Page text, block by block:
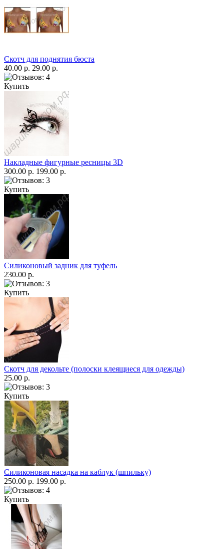
Скотч для поднятия бюста
40.00 р. 29.00 р.
Купить
Накладные фигурные ресницы 3D
300.00 р. 199.00 р.
Купить
Силиконовый задник для туфель
230.00 р.
Купить
Скотч для декольте (полоски клеящиеся для одежды)
25.00 р.
Купить
Силиконовая насадка на каблук (шпильку)
250.00 р. 199.00 р.
Купить